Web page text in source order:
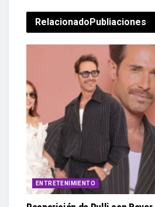
RelacionadoPubliaciones
ENTRETENIMIENTO